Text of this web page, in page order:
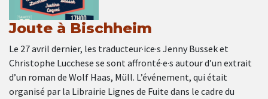
Joute à Bischheim
Le 27 avril dernier, les traducteur·ice·s Jenny Bussek et
Christophe Lucchese se sont affronté·e·s autour d’un extrait
d’un roman de Wolf Haas, Müll. L’événement, qui était
organisé par la Librairie Lignes de Fuite dans le cadre du